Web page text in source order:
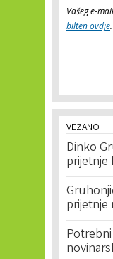
Vašeg e-
bilten ovdje.
VEZANO
Dinko
prijetnje
prijetnje